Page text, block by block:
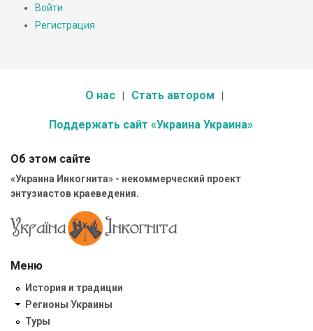
Войти
Регистрация
О нас Стать автором
Поддержать сайт «Украина Украина»
Об этом сайте
«Украина Инкогнита» - некоммерческий проект
энтузиастов краеведения.
Меню
История и традиции
Регионы Украины
Туры